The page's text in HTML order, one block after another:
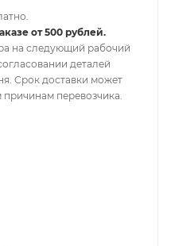
от 500 рублей.
на следующий рабочий
деталей
Срок доставки может
перевозчика.